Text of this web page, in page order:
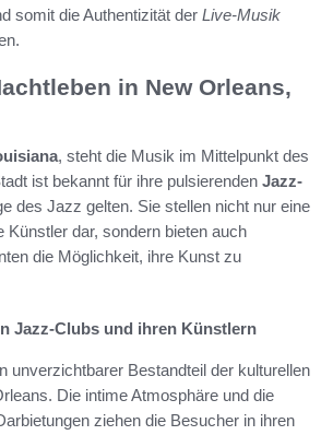
somit die Authentizität der Live-Musik
in New Orleans,
, steht die Musik im Mittelpunkt des
ist bekannt für ihre pulsierenden Jazz-
des Jazz gelten. Sie stellen nicht nur eine
Künstler dar, sondern bieten auch
die Möglichkeit, ihre Kunst zu
Jazz-Clubs und ihren Künstlern
unverzichtbarer Bestandteil der kulturellen
Die intime Atmosphäre und die
ziehen die Besucher in ihren